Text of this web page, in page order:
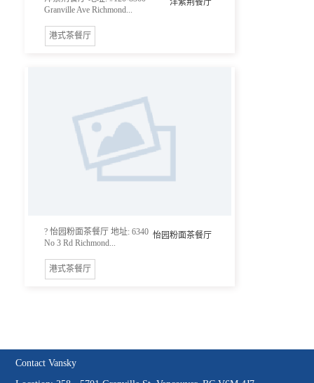
Granville Ave Richmond...
港式茶餐厅
怡园粉面茶餐厅
? 怡园粉面茶餐厅 地址: 6340
No 3 Rd Richmond...
港式茶餐厅
Contact Vansky